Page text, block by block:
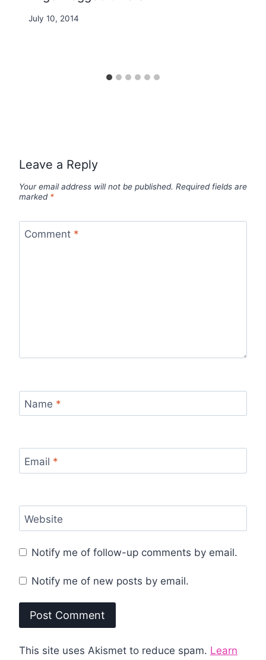
By
July 10, 2014
Leave a Reply
Your email address will not be published. Required fields are
marked *
Comment *
Name *
Email *
Website
Notify me of follow-up comments by email.
Notify me of new posts by email.
This site uses Akismet to reduce spam. Learn